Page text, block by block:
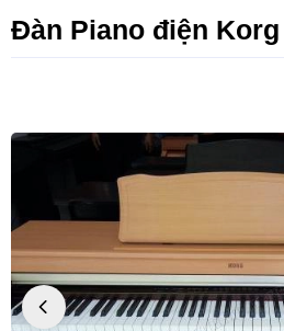
Đàn Piano điện Korg